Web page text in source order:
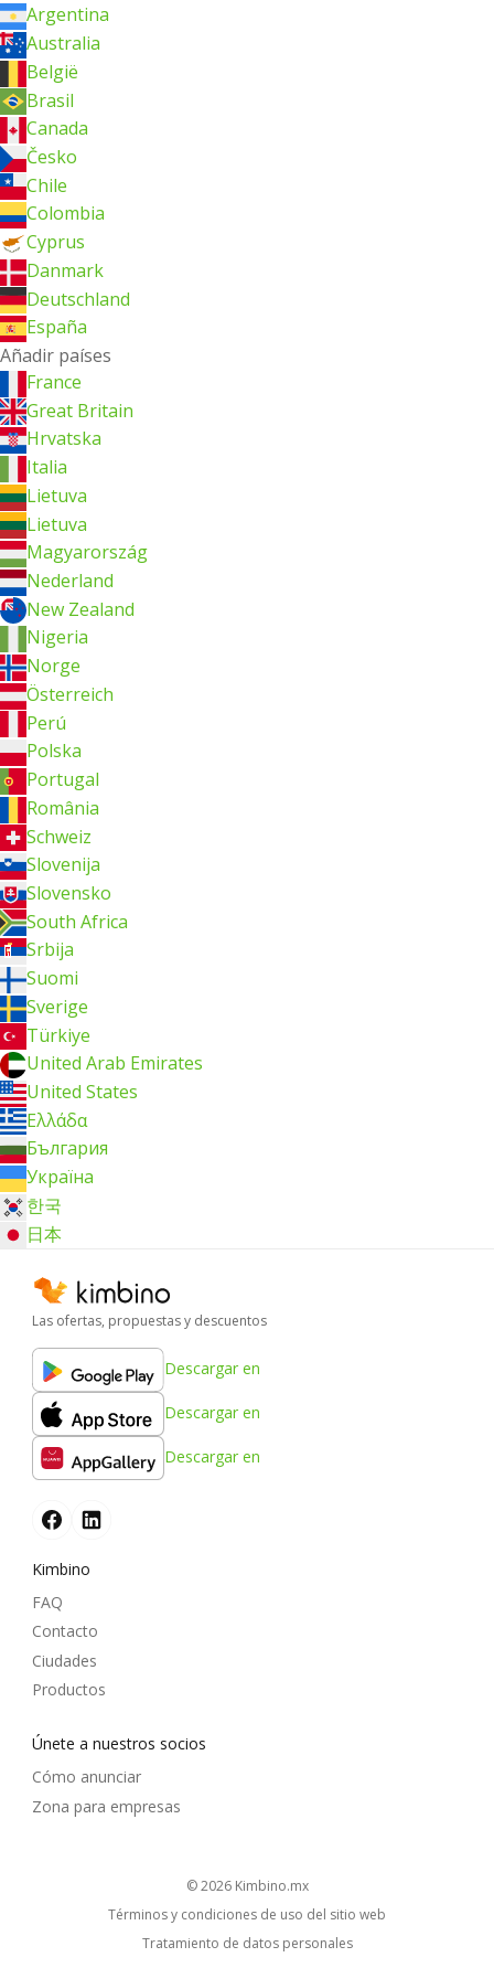
Argentina
Australia
België
Brasil
Canada
Česko
Chile
Colombia
Cyprus
Danmark
Deutschland
España
Añadir países
France
Great Britain
Hrvatska
Italia
Lietuva
Lietuva
Magyarország
Nederland
New Zealand
Nigeria
Norge
Österreich
Perú
Polska
Portugal
România
Schweiz
Slovenija
Slovensko
South Africa
Srbija
Suomi
Sverige
Türkiye
United Arab Emirates
United States
Ελλάδα
България
Україна
한국
日本
Las ofertas, propuestas y descuentos
Descargar en
Descargar en
Descargar en
Kimbino
FAQ
Contacto
Ciudades
Productos
Únete a nuestros socios
Cómo anunciar
Zona para empresas
© 2026 kimbino.mx
Términos y condiciones de uso del sitio web
Tratamiento de datos personales